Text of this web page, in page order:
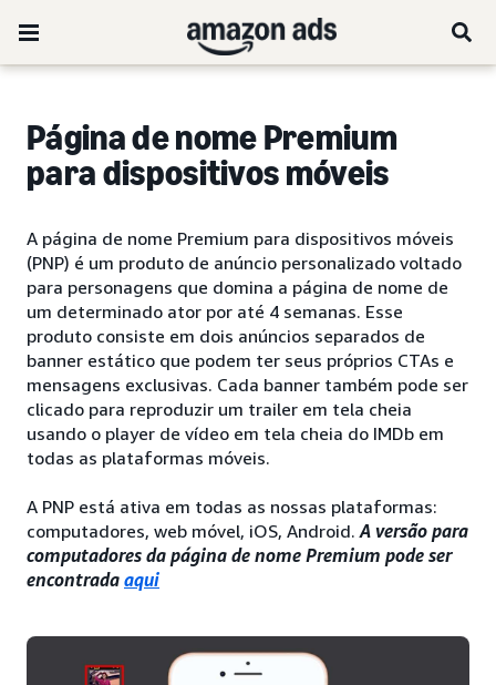
Página de nome Premium
para dispositivos móveis
A página de nome Premium para dispositivos móveis
(PNP) é um produto de anúncio personalizado voltado
para personagens que domina a página de nome de
um determinado ator por até 4 semanas. Esse
produto consiste em dois anúncios separados de
banner estático que podem ter seus próprios CTAs e
mensagens exclusivas. Cada banner também pode ser
clicado para reproduzir um trailer em tela cheia
usando o player de vídeo em tela cheia do IMDb em
todas as plataformas móveis.
A PNP está ativa em todas as nossas plataformas:
computadores, web móvel, iOS, Android.A versão para
computadores da página de nome Premium pode ser
encontrada aqui